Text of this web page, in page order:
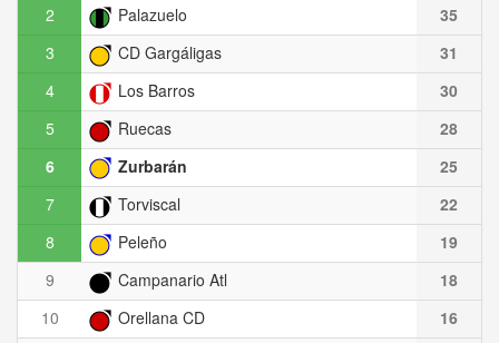
2
Palazuelo
35
3
CD Gargáligas
31
4
Los Barros
30
5
Ruecas
28
6
Zurbarán
25
7
Torviscal
22
8
Peleño
19
9
Campanario Atl
18
10
Orellana CD
16